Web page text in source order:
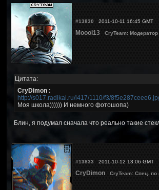
#13830 2011-10-11 16:45 GMT
Moool13 CryTeam: Модератор
Цитата:
CryDimon :
http://s017.radikal.ru/i417/1110/f3/
Моя школа)))))) И немного фотошопа)
Блин, я подумал сначала что реально такие
#13833 2011-10-12 13:06 GMT
CryDimon CryTeam: Спец. по